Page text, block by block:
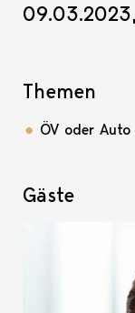
Themen
ÖV oder
Gäste